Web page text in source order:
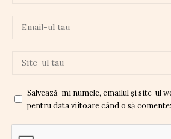
Salvează-mi numele, emailul și site-ul
pentru data viitoare când o să